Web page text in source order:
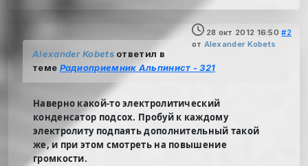
28 окт 2012 16:50 #2
от Alexander Kobets
Alexander Kobetsответил в
теме Радиоприемник Альпинист - 321
Наверно какой-то электролитический
конденсатор подсох. Пробуй к каждому
электролиту подпаять дополнительный такой
же, и при этом смотреть на повышение
громкости.